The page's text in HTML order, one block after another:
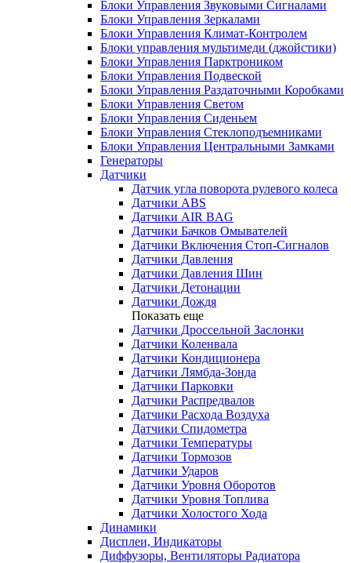
Блоки Управления Звуковыми Сигналами
Блоки Управления Зеркалами
Блоки Управления Климат-Контролем
Блоки управления мультимеди (джойстики)
Блоки Управления Парктроником
Блоки Управления Подвеской
Блоки Управления Раздаточными Коробками
Блоки Управления Светом
Блоки Управления Сиденьем
Блоки Управления Стеклоподъемниками
Блоки Управления Центральными Замками
Генераторы
Датчики
Датчик угла поворота рулевого колеса
Датчики ABS
Датчики AIR BAG
Датчики Бачков Омывателей
Датчики Включения Стоп-Сигналов
Датчики Давления
Датчики Давления Шин
Датчики Детонации
Датчики Дождя
Показать еще
Датчики Дроссельной Заслонки
Датчики Коленвала
Датчики Кондиционера
Датчики Лямбда-Зонда
Датчики Парковки
Датчики Распредвалов
Датчики Расхода Воздуха
Датчики Спидометра
Датчики Температуры
Датчики Тормозов
Датчики Ударов
Датчики Уровня Оборотов
Датчики Уровня Топлива
Датчики Холостого Хода
Динамики
Дисплеи, Индикаторы
Диффузоры, Вентиляторы Радиатора